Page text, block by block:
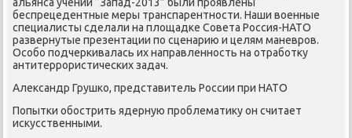
беспрецедентные меры транспарентности. Наши военные
специалисты сделали на площадке Совета Россия-НАТО
развернутые презентации по сценарию и целям маневров.
Особо подчеркивалась их направленность на отработку
антитеррористических задач.
Александр Грушко, представитель России при НАТО
Попытки обострить ядерную проблематику он считает
искусственными.